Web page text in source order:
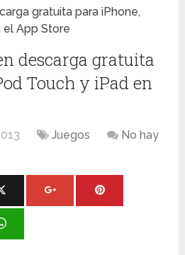
gratuita para iPhone,
el App Store
descarga gratuita
Touch y iPad en
Juegos
No hay